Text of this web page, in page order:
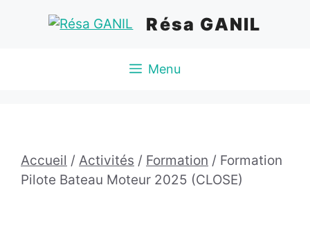
Résa GANIL
Menu
Accueil / Activités / Formation / Formation
Pilote Bateau Moteur 2025 (CLOSE)